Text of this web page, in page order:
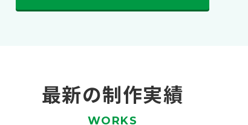
最新の制作実績
WORKS